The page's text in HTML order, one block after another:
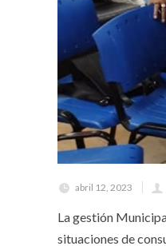
abril 12, 2023
La gestión
situaciones de